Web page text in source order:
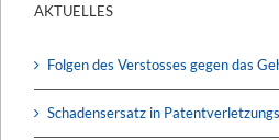
AKTUELLES
Folgen des Verstosses gegen das
Schadensersatz in